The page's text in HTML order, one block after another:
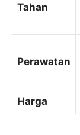
Tahan
Perawatan
Harga